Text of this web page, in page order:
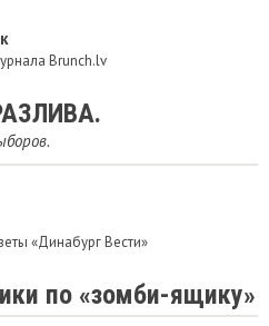
Brunch.lv
«Динабург Вести»
по «зомби-ящику»